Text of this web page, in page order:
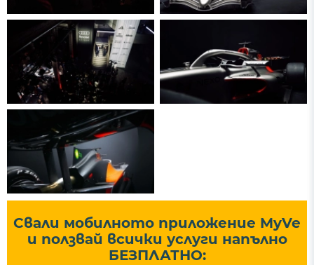
Свали мобилното приложение MyVe
и ползвай всички услуги напълно
БЕЗПЛАТНО: